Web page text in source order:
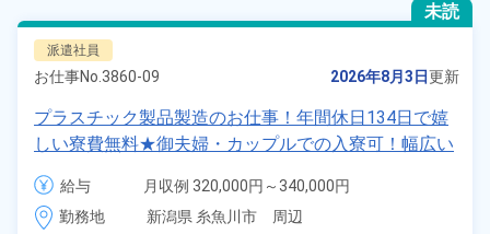
未読
派遣社員
お仕事No. 3860-09 2026年8月3日更新
プラスチック製品製造のお仕事！年間休日134日で嬉
しい寮費無料★御夫婦・カップルでの入寮可！幅広い
年齢の男女活躍中！高時給1,400円！マイカー・バイ
ク・自転車通勤可！寮から無料送迎もあり！正社員登
用制度あり！《新潟県糸魚川市》
給与
月収例 320,000円～340,000円
時給 1,400円～1,400円
勤務地
新潟県 糸魚川市　周辺